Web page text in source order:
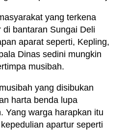
yang terkena
bantaran Sungai Deli
aparat seperti, Kepling,
Dinas sedini mungkin
musibah.
yang disibukan
harta benda lupa
Yang warga harapkan itu
apartur seperti